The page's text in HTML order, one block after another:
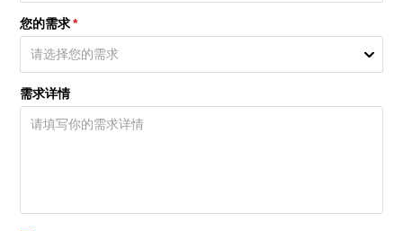
您的需求*
需求详情